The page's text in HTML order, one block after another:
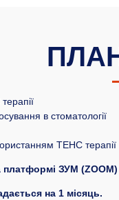
в стоматології
ТЕНС терапії
платформі ЗУМ (ZOOM)
на 1 місяць.